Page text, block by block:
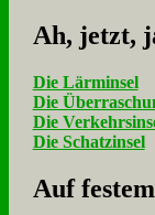
Ah, jetzt,
Die Lärminsel
Die
Die
Die Schatzinsel
Auf